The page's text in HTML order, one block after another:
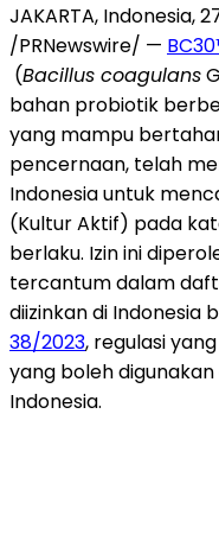
JAKARTA, Indonesia,
/PRNewswire/ —
(Bacillus coagulans
bahan probiotik
yang mampu
pencernaan, telah
Indonesia untuk
(Kultur Aktif) pada
berlaku. Izin ini
tercantum dalam
diizinkan di Indonesia
38/2023, regulasi
yang boleh
Indonesia.